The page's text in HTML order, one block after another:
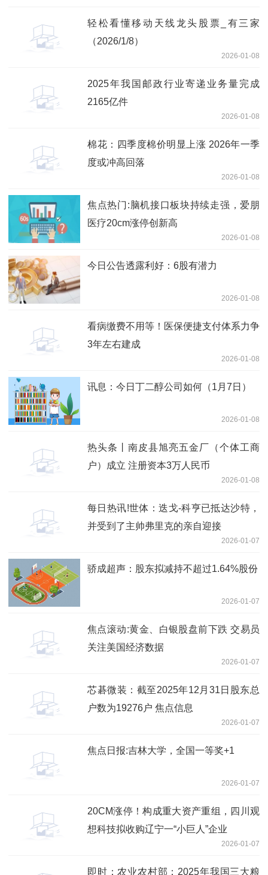
轻松看懂移动天线龙头股票_有三家
（2026/1/8）
2026-01-08
2025年我国邮政行业寄递业务量完成
2165亿件
2026-01-08
棉花：四季度棉价明显上涨 2026年一季
度或冲高回落
2026-01-08
焦点热门:脑机接口板块持续走强，爱朋
医疗20cm涨停创新高
2026-01-08
今日公告透露利好：6股有潜力
2026-01-08
看病缴费不用等！医保便捷支付体系力争
3年左右建成
2026-01-08
讯息：今日丁二醇公司如何（1月7日）
2026-01-08
热头条丨南皮县旭亮五金厂（个体工商
户）成立 注册资本3万人民币
2026-01-08
每日热讯!世体：迭戈-科亨已抵达沙特，
并受到了主帅弗里克的亲自迎接
2026-01-07
骄成超声：股东拟减持不超过1.64%股份
2026-01-07
焦点滚动:黄金、白银股盘前下跌 交易员
关注美国经济数据
2026-01-07
芯碁微装：截至2025年12月31日股东总
户数为19276户 焦点信息
2026-01-07
焦点日报:吉林大学，全国一等奖+1
2026-01-07
20CM涨停！构成重大资产重组，四川观
想科技拟收购辽宁一“小巨人”企业
2026-01-07
即时：农业农村部：2025年我国三大粮